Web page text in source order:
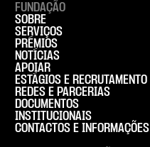
FUNDAÇÃO
SOBRE
SERVIÇOS
PRÉMIOS
NOTÍCIAS
APOIAR
ESTÁGIOS E RECRUTAMENTO
REDES E PARCERIAS
DOCUMENTOS
INSTITUCIONAIS
CONTACTOS E INFORMAÇÕES